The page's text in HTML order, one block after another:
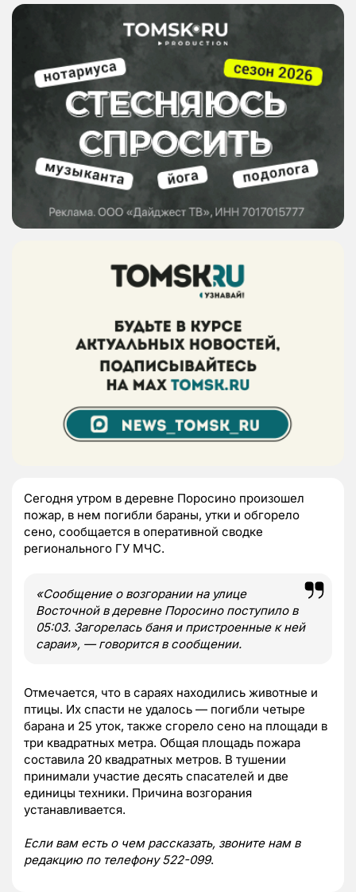
Сегодня утром в деревне Поросино произошел
пожар, в нем погибли бараны, утки и обгорело
сено, сообщается в оперативной сводке
регионального ГУ МЧС.
«Сообщение о возгорании на улице
Восточной в деревне Поросино поступило в
05:03. Загорелась баня и пристроенные к ней
сараи», — говорится в сообщении.
Отмечается, что в сараях находились животные и
птицы. Их спасти не удалось — погибли четыре
барана и 25 уток, также сгорело сено на площади в
три квадратных метра. Общая площадь пожара
составила 20 квадратных метров. В тушении
принимали участие десять спасателей и две
единицы техники. Причина возгорания
устанавливается.
Если вам есть о чем рассказать, звоните нам в
редакцию по телефону 522-099.